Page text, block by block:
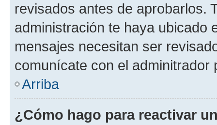
revisados antes de aprobarlos.
administración te haya ubicado
mensajes necesitan ser
comunícate con el
Arriba
¿Cómo hago para reactivar